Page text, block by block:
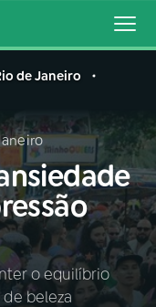
de Janeiro
o equilíbrio
beleza